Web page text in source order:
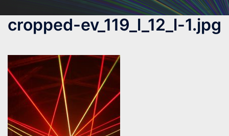
cropped-ev_119_l_12_l-1.jpg